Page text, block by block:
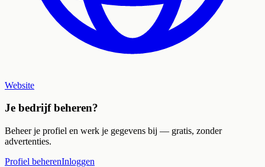
Website
Je bedrijf beheren?
Beheer je profiel en werk je gegevens bij — gratis, zonder
advertenties.
Profiel beherenInloggen